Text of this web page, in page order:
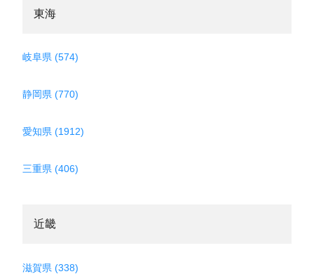
東海
岐阜県 (574)
静岡県 (770)
愛知県 (1912)
三重県 (406)
近畿
滋賀県 (338)